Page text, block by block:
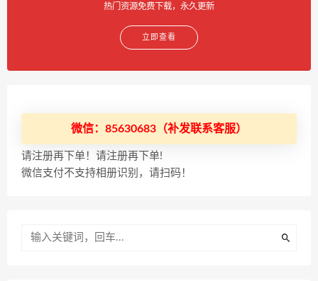
热门资源免费下载，永久更新
立即查看
微信：85630683（补发联系客服）
请注册再下单！请注册再下单!
微信支付不支持相册识别，请扫码！